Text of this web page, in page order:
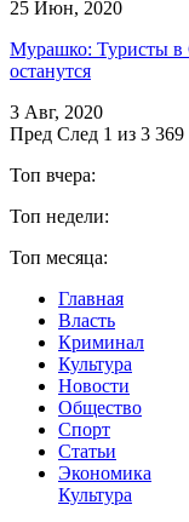
25 Июн, 2020
Мурашко: Туристы в
останутся
3 Авг, 2020
Пред След 1 из 3 369
Топ вчера:
Топ недели:
Топ месяца:
Главная
Власть
Криминал
Культура
Новости
Общество
Спорт
Статьи
Экономика
Культура